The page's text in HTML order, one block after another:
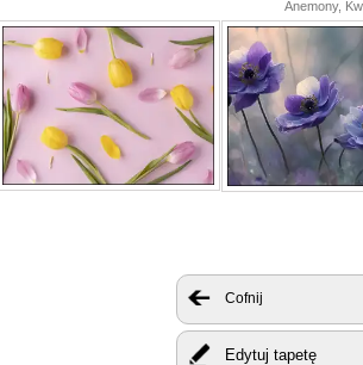
Anemony,
Cofnij
Edytuj tapetę